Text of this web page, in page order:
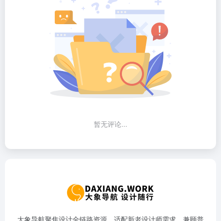
暂无评论...
大象导航聚焦设计全链路资源，适配新老设计师需求，兼顾普